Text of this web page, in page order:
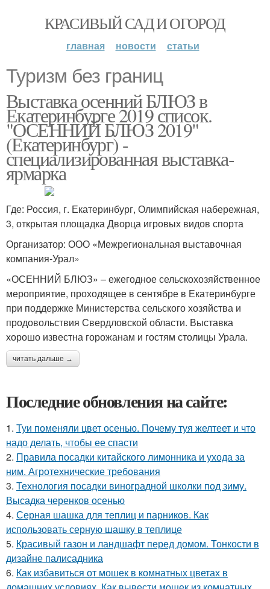
КРАСИВЫЙ САД И ОГОРОД
главная новости статьи
Туризм без границ
Выставка осенний БЛЮЗ в
Екатеринбурге 2019 список.
"ОСЕННИЙ БЛЮЗ 2019"
(Екатеринбург) -
специализированная выставка-
ярмарка
Где: Россия, г. Екатеринбург, Олимпийская набережная,
3, открытая площадка Дворца игровых видов спорта
Организатор: ООО «Межрегиональная выставочная
компания-Урал»
«ОСЕННИЙ БЛЮЗ» – ежегодное сельскохозяйственное
мероприятие, проходящее в сентябре в Екатеринбурге
при поддержке Министерства сельского хозяйства и
продовольствия Свердловской области. Выставка
хорошо известна горожанам и гостям столицы Урала.
читать дальше →
Последние обновления на сайте:
1. Туи поменяли цвет осенью. Почему туя желтеет и что
надо делать, чтобы ее спасти
2. Правила посадки китайского лимонника и ухода за
ним. Агротехнические требования
3. Технология посадки виноградной школки под зиму.
Высадка черенков осенью
4. Серная шашка для теплиц и парников. Как
использовать серную шашку в теплице
5. Красивый газон и ландшафт перед домом. Тонкости в
дизайне палисадника
6. Как избавиться от мошек в комнатных цветах в